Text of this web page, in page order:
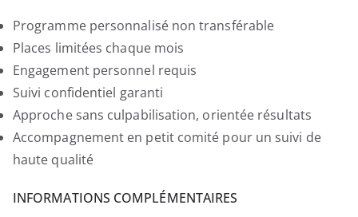
Programme personnalisé non transférable
Places limitées chaque mois
Engagement personnel requis
Suivi confidentiel garanti
Approche sans culpabilisation, orientée résultats
Accompagnement en petit comité pour un suivi de
haute qualité
INFORMATIONS COMPLÉMENTAIRES